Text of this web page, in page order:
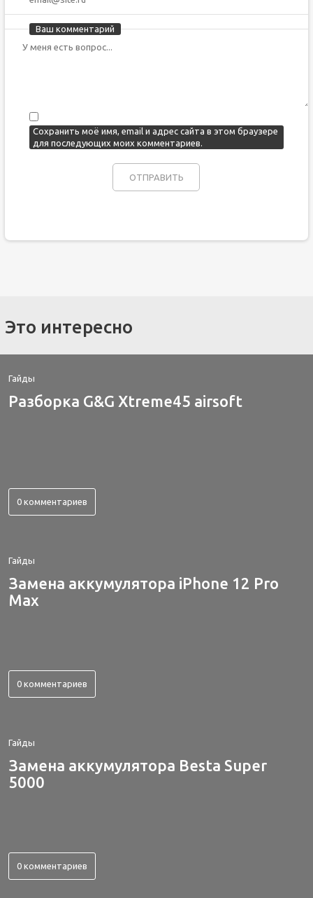
Ваш комментарий
Сохранить моё имя, email и адрес сайта в этом браузере
для последующих моих комментариев.
Это интересно
Гайды
Разборка G&G Xtreme45 airsoft
0 комментариев
Гайды
Замена аккумулятора iPhone 12 Pro
Max
0 комментариев
Гайды
Замена аккумулятора Besta Super
5000
0 комментариев